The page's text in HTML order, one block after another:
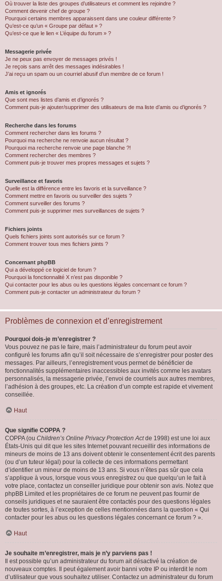
Où trouver la liste des groupes d’utilisateurs et comment les rejoindre ?
Comment devenir chef de groupe ?
Pourquoi certains membres apparaissent dans une couleur différente ?
Qu’est-ce qu’un « Groupe par défaut » ?
Qu’est-ce que le lien « L’équipe du forum » ?
Messagerie privée
Je ne peux pas envoyer de messages privés !
Je reçois sans arrêt des messages indésirables !
J’ai reçu un spam ou un courriel abusif d’un membre de ce forum !
Amis et ignorés
Que sont mes listes d’amis et d’ignorés ?
Comment puis-je ajouter/supprimer des utilisateurs de ma liste d’amis ou d’ignorés ?
Recherche dans les forums
Comment rechercher dans les forums ?
Pourquoi ma recherche ne renvoie aucun résultat ?
Pourquoi ma recherche renvoie une page blanche ?!
Comment rechercher des membres ?
Comment puis-je trouver mes propres messages et sujets ?
Surveillance et favoris
Quelle est la différence entre les favoris et la surveillance ?
Comment mettre en favoris ou surveiller des sujets ?
Comment surveiller des forums ?
Comment puis-je supprimer mes surveillances de sujets ?
Fichiers joints
Quels fichiers joints sont autorisés sur ce forum ?
Comment trouver tous mes fichiers joints ?
Concernant phpBB
Qui a développé ce logiciel de forum ?
Pourquoi la fonctionnalité X n’est pas disponible ?
Qui contacter pour les abus ou les questions légales concernant ce forum ?
Comment puis-je contacter un administrateur du forum ?
Problèmes de connexion et d’enregistrement
Pourquoi dois-je m’enregistrer ?
Vous pouvez ne pas le faire, mais l’administrateur du forum peut avoir
configuré les forums afin qu’il soit nécessaire de s’enregistrer pour poster des
messages. Par ailleurs, l’enregistrement vous permet de bénéficier de
fonctionnalités supplémentaires inaccessibles aux invités comme les avatars
personnalisés, la messagerie privée, l’envoi de courriels aux autres membres,
l’adhésion à des groupes, etc. La création d’un compte est rapide et vivement
conseillée.
Haut
Que signifie COPPA ?
COPPA (ou Children’s Online Privacy Protection Actde 1998) est une loi aux
États-Unis qui dit que les sites Internet pouvant recueillir des informations de
mineurs de moins de 13 ans doivent obtenir le consentement écrit des parents
(ou d’un tuteur légal) pour la collecte de ces informations permettant
d’identifier un mineur de moins de 13 ans. Si vous n’êtes pas sûr que cela
s’applique à vous, lorsque vous vous enregistrez ou que quelqu’un le fait à
votre place, contactez un conseiller juridique pour obtenir son avis. Notez que
phpBB Limited et les propriétaires de ce forum ne peuvent pas fournir de
conseils juridiques et ne sauraient être contactés pour des questions légales
de toutes sortes, à l’exception de celles mentionnées dans la question « Qui
contacter pour les abus ou les questions légales concernant ce forum ? ».
Haut
Je souhaite m’enregistrer, mais je n’y parviens pas !
Il est possible qu’un administrateur du forum ait désactivé la création de
nouveaux comptes. Il peut également avoir banni votre IP ou interdit le nom
d’utilisateur que vous souhaitez utiliser. Contactez un administrateur du forum